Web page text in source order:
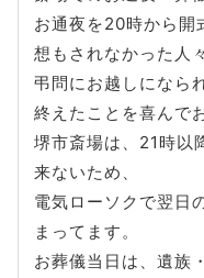
お通夜を20時から開
想もされなかった人
弔問にお越しになら
終えたことを喜んで
堺市斎場は、21時以
来ないため、
電気ローソクで翌日
まってます。
お葬儀当日は、遺族